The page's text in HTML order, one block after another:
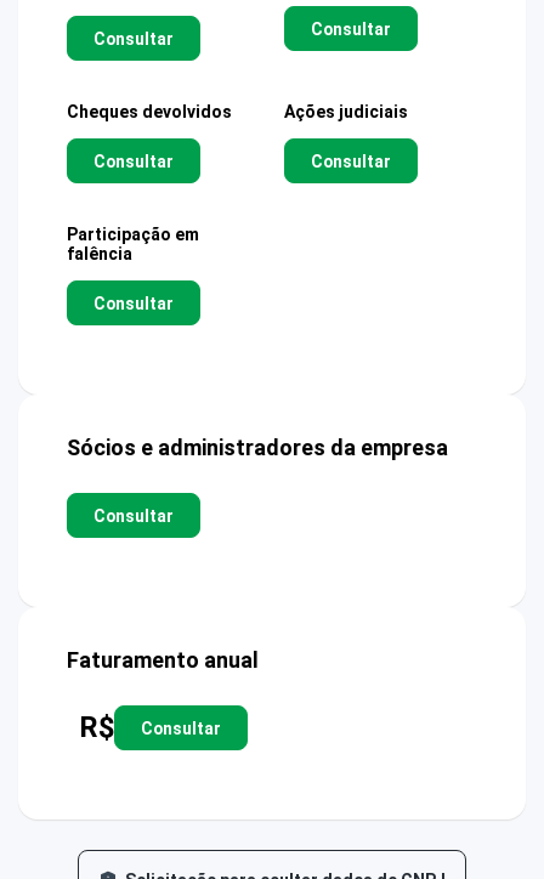
Consultar Consultar
Cheques devolvidos
Consultar
Ações judiciais
Consultar
Participação em
falência
Consultar
Sócios e administradores da empresa
Consultar
Faturamento anual
R$ Consultar